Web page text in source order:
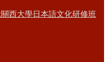
西大學日本語文化研修班